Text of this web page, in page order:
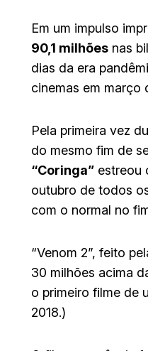
Em um impulso
90,1 milhões nas
dias da era
cinemas em março
Pela primeira vez
do mesmo fim de
“Coringa” estreou
outubro de todos
com o normal no
“Venom 2”, feito
30 milhões acima
o primeiro filme de
2018.)